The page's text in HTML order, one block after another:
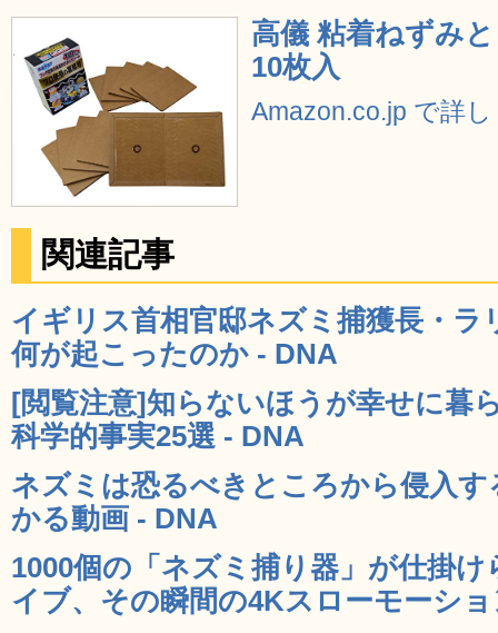
高儀 粘着ねずみ
10枚入
Amazon.co.jp で詳
関連記事
イギリス首相官邸ネズミ捕獲長・ラ
何が起こったのか - DNA
[閲覧注意]知らないほうが幸せに暮
科学的事実25選 - DNA
ネズミは恐るべきところから侵入
かる動画 - DNA
1000個の「ネズミ捕り器」が仕掛
イブ、その瞬間の4Kスローモーシ